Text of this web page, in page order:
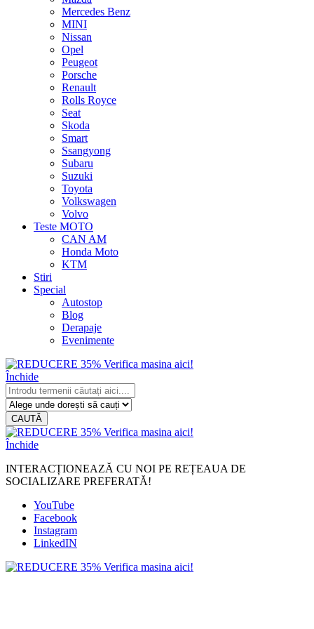
Mercedes Benz
MINI
Nissan
Opel
Peugeot
Porsche
Renault
Rolls Royce
Seat
Skoda
Smart
Ssangyong
Subaru
Suzuki
Toyota
Volkswagen
Volvo
Teste MOTO
CAN AM
Honda Moto
KTM
Stiri
Special
Autostop
Blog
Derapaje
Evenimente
Închide
CAUTĂ
Închide
INTERACȚIONEAZĂ CU NOI PE REȚEAUA DE
SOCIALIZARE PREFERATĂ!
YouTube
Facebook
Instagram
LinkedIN